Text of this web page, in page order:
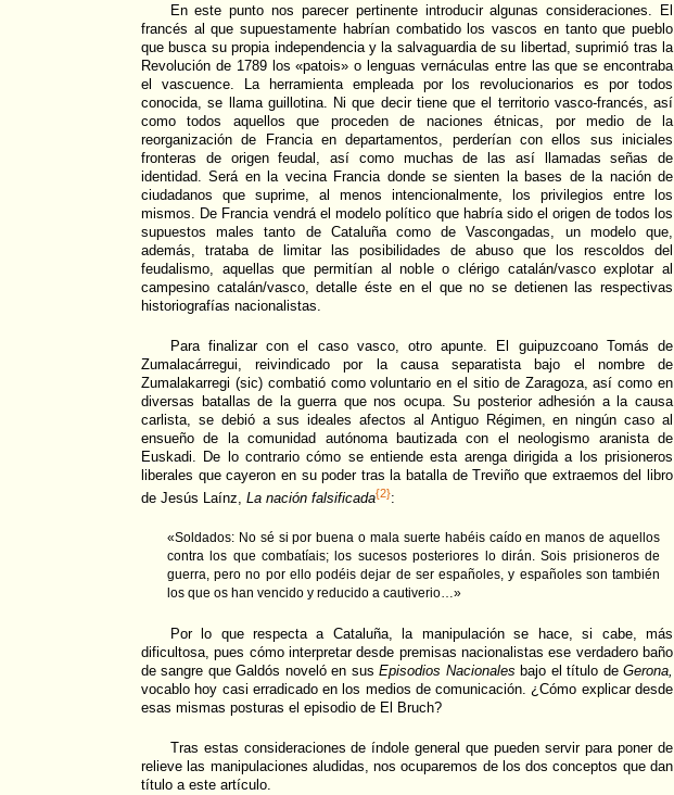
En este punto nos parecer pertinente introducir algunas consideraciones. El
francés al que supuestamente habrían combatido los vascos en tanto que pueblo
que busca su propia independencia y la salvaguardia de su libertad, suprimió tras la
Revolución de 1789 los «patois» o lenguas vernáculas entre las que se encontraba
el vascuence. La herramienta empleada por los revolucionarios es por todos
conocida, se llama guillotina. Ni que decir tiene que el territorio vasco-francés, así
como todos aquellos que proceden de naciones étnicas, por medio de la
reorganización de Francia en departamentos, perderían con ellos sus iniciales
fronteras de origen feudal, así como muchas de las así llamadas señas de
identidad. Será en la vecina Francia donde se sienten la bases de la nación de
ciudadanos que suprime, al menos intencionalmente, los privilegios entre los
mismos. De Francia vendrá el modelo político que habría sido el origen de todos los
supuestos males tanto de Cataluña como de Vascongadas, un modelo que,
además, trataba de limitar las posibilidades de abuso que los rescoldos del
feudalismo, aquellas que permitían al noble o clérigo catalán/vasco explotar al
campesino catalán/vasco, detalle éste en el que no se detienen las respectivas
historiografías nacionalistas.
Para finalizar con el caso vasco, otro apunte. El guipuzcoano Tomás de
Zumalacárregui, reivindicado por la causa separatista bajo el nombre de
Zumalakarregi (sic) combatió como voluntario en el sitio de Zaragoza, así como en
diversas batallas de la guerra que nos ocupa. Su posterior adhesión a la causa
carlista, se debió a sus ideales afectos al Antiguo Régimen, en ningún caso al
ensueño de la comunidad autónoma bautizada con el neologismo aranista de
Euskadi. De lo contrario cómo se entiende esta arenga dirigida a los prisioneros
liberales que cayeron en su poder tras la batalla de Treviño que extraemos del libro
de Jesús Laínz, La nación falsificada{2}:
«Soldados: No sé si por buena o mala suerte habéis caído en manos de aquellos
contra los que combatíais; los sucesos posteriores lo dirán. Sois prisioneros de
guerra, pero no por ello podéis dejar de ser españoles, y españoles son también
los que os han vencido y reducido a cautiverio…»
Por lo que respecta a Cataluña, la manipulación se hace, si cabe, más
dificultosa, pues cómo interpretar desde premisas nacionalistas ese verdadero baño
de sangre que Galdós noveló en susEpisodios Nacionales bajo el título deGerona,
vocablo hoy casi erradicado en los medios de comunicación. ¿Cómo explicar desde
esas mismas posturas el episodio de El Bruch?
Tras estas consideraciones de índole general que pueden servir para poner de
relieve las manipulaciones aludidas, nos ocuparemos de los dos conceptos que dan
título a este artículo.